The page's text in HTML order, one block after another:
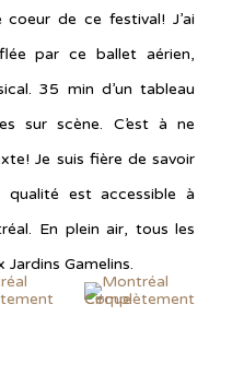
de ce festival! J’ai
par ce ballet aérien,
35 min d’un tableau
sur scène. C’est à ne
Je suis fière de savoir
qualité est accessible à
En plein air, tous les
Gamelins.